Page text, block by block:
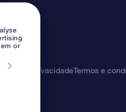
or
de privacidadeTermos e